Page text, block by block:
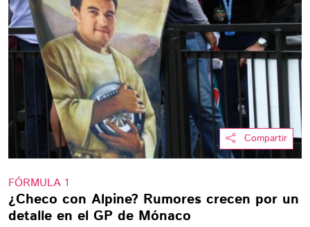
Compartir
FÓRMULA 1
¿Checo con Alpine? Rumores crecen por un
detalle en el GP de Mónaco